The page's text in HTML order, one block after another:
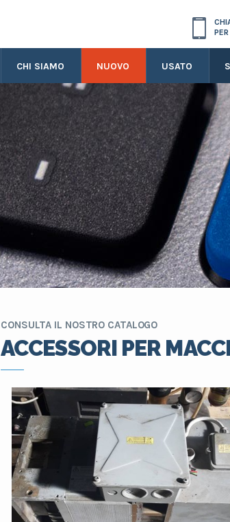
CHI SIAMO NUOVO USATO
CONSULTA IL NOSTRO CATALOGO
ACCESSORI PER